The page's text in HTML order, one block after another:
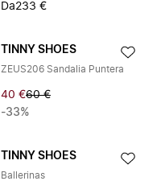
Da233 €
TINNY SHOES
ZEUS206 Sandalia Puntera
40 €60 €
-33%
TINNY SHOES
Ballerinas